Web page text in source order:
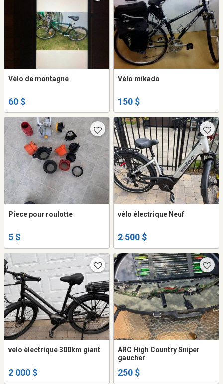
Vélo de montagne
60 $
Vélo mikado
150 $
Piece pour roulotte
5 $
vélo électrique Neuf
2 500 $
velo électrique 300km giant
2 000 $
ARC High Country Sniper
gaucher
250 $